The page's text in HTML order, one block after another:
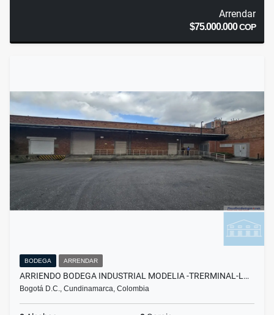
Arrendar
$75.000.000COP
BODEGA ARRENDAR
ARRIENDO BODEGA INDUSTRIAL MODELIA -TRERMINAL-L…
Bogotá D.C., Cundinamarca, Colombia